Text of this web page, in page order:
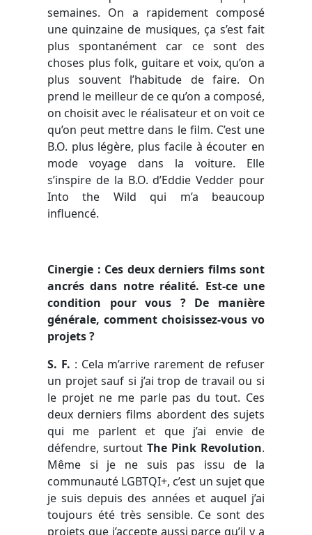
semaines. On a rapidement composé
une quinzaine de musiques, ça s’est fait
plus spontanément car ce sont des
choses plus folk, guitare et voix, qu’on a
plus souvent l’habitude de faire. On
prend le meilleur de ce qu’on a composé,
on choisit avec le réalisateur et on voit ce
qu’on peut mettre dans le film. C’est une
B.O. plus légère, plus facile à écouter en
mode voyage dans la voiture. Elle
s’inspire de la B.O. d’Eddie Vedder pour
Into the Wild qui m’a beaucoup
influencé.
Cinergie : Ces deux derniers films sont
ancrés dans notre réalité. Est-ce une
condition pour vous ? De manière
générale, comment choisissez-vous vo
projets ?
S. F. : Cela m’arrive rarement de refuser
un projet sauf si j’ai trop de travail ou si
le projet ne me parle pas du tout. Ces
deux derniers films abordent des sujets
qui me parlent et que j’ai envie de
défendre, surtout The Pink Revolution.
Même si je ne suis pas issu de la
communauté LGBTQI+, c’est un sujet que
je suis depuis des années et auquel j’ai
toujours été très sensible. Ce sont des
projets que j’accepte aussi parce qu’il y a